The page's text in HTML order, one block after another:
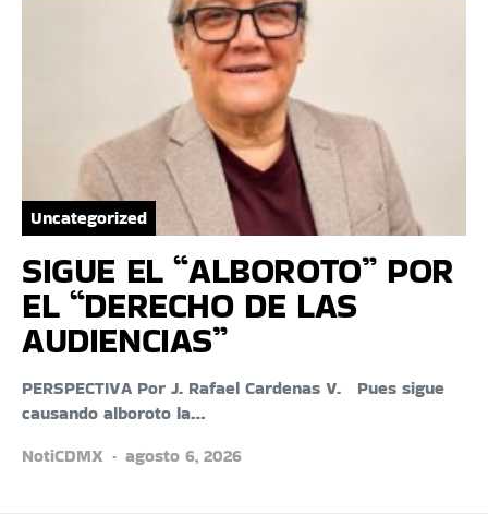
Uncategorized
SIGUE EL “ALBOROTO” POR
EL “DERECHO DE LAS
AUDIENCIAS”
PERSPECTIVA Por J. Rafael Cardenas V. Pues sigue
causando alboroto la…
NotiCDMX
agosto 6, 2026